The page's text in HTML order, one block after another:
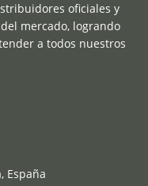
oficiales y
mercado, logrando
a todos nuestros
España